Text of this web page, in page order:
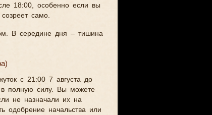
18:00, особенно если вы
само.
В середине дня – тишина
с 21:00 7 августа до
полную силу. Вы можете
не назначали их на
одобрение начальства или